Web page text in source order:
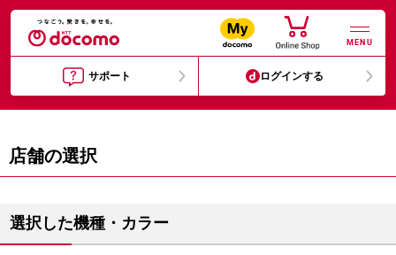
MENU
サポート ログインする
店舗の選択
選択した機種・カラー